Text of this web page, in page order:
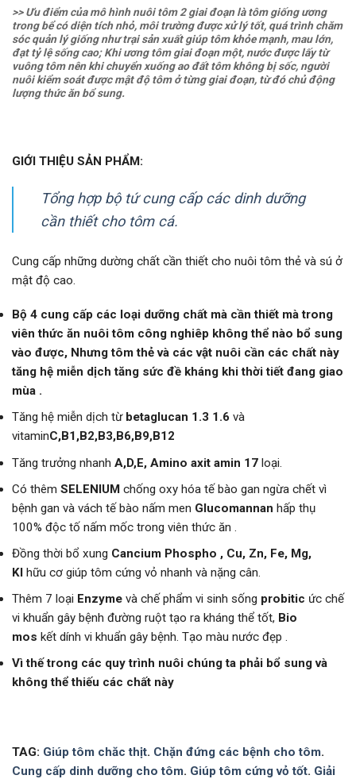
>> Ưu điểm của mô hình nuôi tôm 2 giai đoạn là tôm giống ương
trong bể có diện tích nhỏ, môi trường được xử lý tốt, quá trình chăm
sóc quản lý giống như trại sản xuất giúp tôm khỏe mạnh, mau lớn,
đạt tỷ lệ sống cao; Khi ương tôm giai đoạn một, nước được lấy từ
vuông tôm nên khi chuyển xuống ao đất tôm không bị sốc, người
nuôi kiểm soát được mật độ tôm ở từng giai đoạn, từ đó chủ động
lượng thức ăn bổ sung.
GIỚI THIỆU SẢN PHẨM:
Tổng hợp bộ tứ cung cấp các dinh dưỡng
cần thiết cho tôm cá.
Cung cấp những dường chất cần thiết cho nuôi tôm thẻ và sú ở
mật độ cao.
Bộ 4 cung cấp các loại dưỡng chất mà cần thiết mà trong
viên thức ăn nuôi tôm công nghiêp không thể nào bổ sung
vào được, Nhưng tôm thẻ và các vật nuôi cần các chất này
tăng hệ miễn dịch tăng sức đề kháng khi thời tiết đang giao
mùa .
Tăng hệ miễn dịch từbetaglucan 1.3 1.6 và
vitaminC,B1,B2,B3,B6,B9,B12
Tăng trưởng nhanh A,D,E, Amino axit amin 17 loại.
Có thêm SELENIUM chống oxy hóa tế bào gan ngừa chết vì
bệnh gan và vách tế bào nấm men Glucomannan hấp thụ
100% độc tố nấm mốc trong viên thức ăn .
Đồng thời bổ xung Cancium Phospho , Cu, Zn, Fe, Mg,
Kl hữu cơ giúp tôm cứng vỏ nhanh và nặng cân.
Thêm 7 loại Enzyme và chế phẩm vi sinh sống probitic ức chế
vi khuẩn gây bệnh đường ruột tạo ra kháng thể tốt, Bio
mos kết dính vi khuẩn gây bệnh. Tạo màu nước đẹp .
Vì thế trong các quy trình nuôi chúng ta phải bổ sung và
không thể thiếu các chất này
TAG: Giúp tôm chăc thịt. Chặn đứng các bệnh cho tôm.
Cung cấp dinh dưỡng cho tôm. Giúp tôm cứng vỏ tốt. Giải